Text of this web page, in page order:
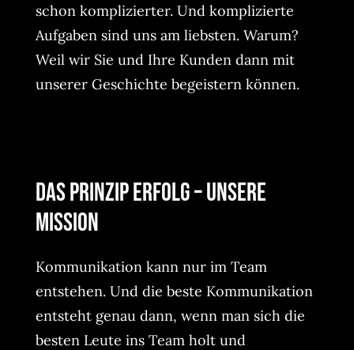
schon komplizierter. Und komplizierte
Aufgaben sind uns am liebsten. Warum?
Weil wir Sie und Ihre Kunden dann mit
unserer Geschichte begeistern können.
Das Prinzip Erfolg – unsere
Mission
Kommunikation kann nur im Team
entstehen. Und die beste Kommunikation
entsteht genau dann, wenn man sich die
besten Leute ins Team holt und